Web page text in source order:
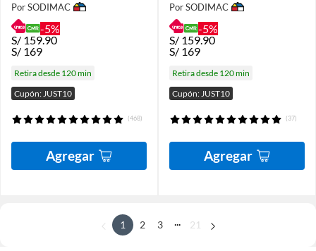
Por SODIMAC
-5%
S/ 159.90
S/ 169
Retira desde 120 min
Cupón: JUST10
(468)
Agregar
Por SODIMAC
-5%
S/ 159.90
S/ 169
Retira desde 120 min
Cupón: JUST10
(37)
Agregar
1 2 3 ... 21